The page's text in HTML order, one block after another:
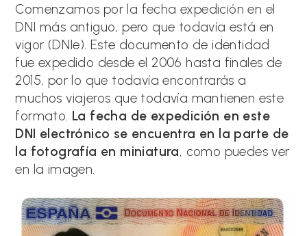
Comenzamos por la fecha expedición en el
DNI más antiguo, pero que todavía está en
vigor (DNIe). Este documento de identidad
fue expedido desde el 2006 hasta finales de
2015, por lo que todavía encontrarás a
muchos viajeros que todavía mantienen este
formato. La fecha de expedición en este
DNI electrónico se encuentra en la parte de
la fotografía en miniatura, como puedes ver
en la imagen.